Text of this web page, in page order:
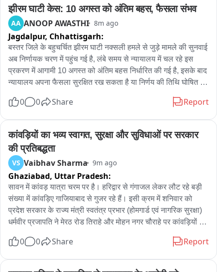
झीरम घाटी केस: 10 अगस्त को अंतिम बहस, फैसला संभव
AA ANOOP AWASTHI 8m ago
Jagdalpur, Chhattisgarh:
बस्तर जिले के बहुचर्चित झीरम घाटी नक्सली हमले से जुड़े मामले की सुनवाई
अब निर्णायक चरण में पहुंच गई है, लंबे समय से न्यायालय में चल रहे इस
प्रकरण में आगामी 10 अगस्त को अंतिम बहस निर्धारित की गई है, इसके बाद
न्यायालय अपना फैसला सुरक्षित रख सकता है या निर्णय की तिथि घोषित
है, इनमें से एक आरोपी की मृत्यु हो चुकेी, जबकि शेष आरोपियों के विरुद्ध
प्रस्तुत करते हुए 101 गवाहों के बयान न्यायालय में दर्ज कराए हैं, गवाहों के
बयान और अन्य दस्तावेजी साक्ष्यों के आधार पर अब मामला अंतिम बहस के
चरण में पहुंच गया है, 10 अगस्त को होने वाली अंतिम बहस के दौरान
अभियोजन और बचाव पक्ष अपने-अपने अंतिम तर्क न्यायालय के समक्ष रखेंगे,
इसके बाद सभी की नजरें न्यायालय के फैसले पर टिकी रहेंगी।
0 0 Share Report
कांवड़ियों का भव्य स्वागत, सुरक्षा और सुविधाओं पर सरकार
की प्रतिबद्धता
VS Vaibhav Sharma 9m ago
Ghaziabad, Uttar Pradesh:
सावन में कांवड़ यात्रा चरम पर है। हरिद्वार से गंगाजल लेकर लौट रहे बड़ी
संख्या में कांवड़िए गाजियाबाद से गुजर रहे हैं। इसी क्रम में शनिवार को
प्रदेश सरकार के राज्य मंत्री स्वतंत्र प्रभार (होमगार्ड एवं नागरिक सुरक्षा)
धर्मवीर प्रजापति ने मेरठ रोड तिराहे और मोहन नगर चौराहे पर कांवड़ियों पर
वितरित किया गया। कार्यक्रम का आयोजन सिविल डिफेंस गाजियाबाद के
आदित्यनाथ के नेतृत्व में सरकार कांवड़ियों की सुरक्षा, सुविधा और सम्मान को
0 0 Share Report